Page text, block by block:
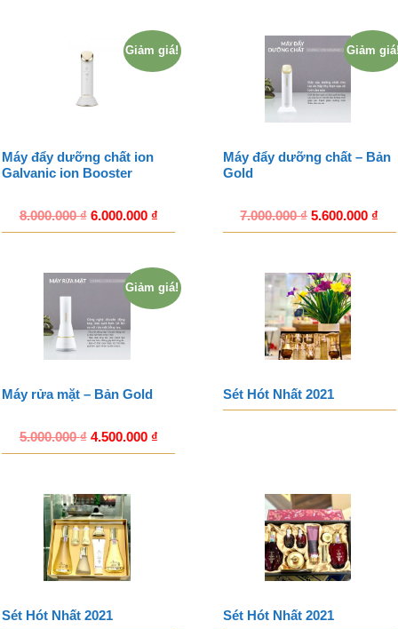
Giảm giá!
Máy đẩy dưỡng chất ion
Galvanic ion Booster
8.000.000₫ 6.000.000 ₫
Giảm
Máy đẩy dưỡng chất – Bản
Gold
7.000.000₫ 5.600.000 ₫
Giảm giá!
Máy rửa mặt – Bản Gold
5.000.000₫ 4.500.000 ₫
Sét Hót Nhất 2021
Sét Hót Nhất 2021 Sét Hót Nhất 2021